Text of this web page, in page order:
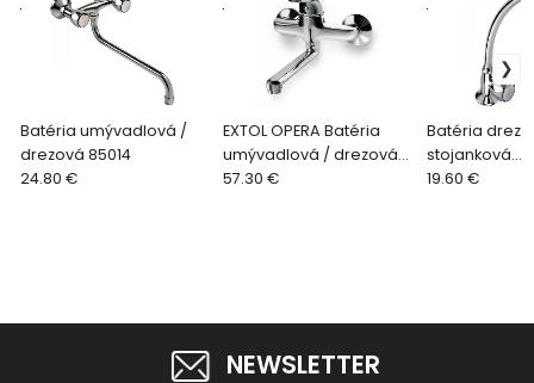
Batéria umývadlová /
drezová 85014
.
24.80 €
EXTOL OPERA Batéria
umývadlová / drezová,
rozstup 150mm, rovné
.
57.30 €
Batéria
stojanková
.
19.60 €
NEWSLETTER